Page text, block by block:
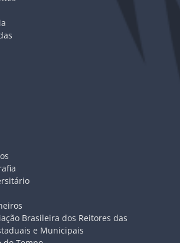
Brasileira dos Reitores das
e Municipais